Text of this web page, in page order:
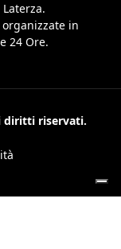
organizzate in
24 Ore.
diritti riservati.